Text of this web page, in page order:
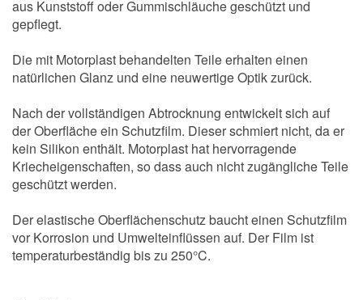
aus Kunststoff oder Gummischläuche geschützt und
gepflegt.
Die mit Motorplast behandelten Teile erhalten einen
natürlichen Glanz und eine neuwertige Optik zurück.
Nach der vollständigen Abtrocknung entwickelt sich auf
der Oberfläche ein Schutzfilm. Dieser schmiert nicht, da er
kein Silikon enthält. Motorplast hat hervorragende
Kriecheigenschaften, so dass auch nicht zugängliche Teile
geschützt werden.
Der elastische Oberflächenschutz baucht einen Schutzfilm
vor Korrosion und Umwelteinflüssen auf. Der Film ist
temperaturbeständig bis zu 250°C.